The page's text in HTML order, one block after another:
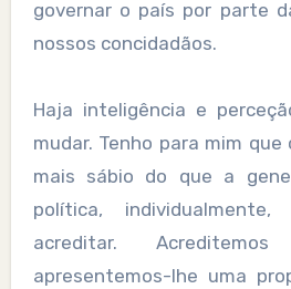
governar o país por parte
nossos concidadãos.
Haja inteligência e
mudar. Tenho para mim
mais sábio do que a
política,
acreditar.
apresentemos-lhe uma